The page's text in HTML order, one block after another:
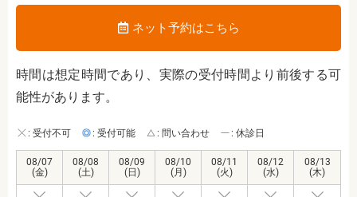
ネット予約はこちら
時間は想定時間であり、実際の受付時間より前後する可
能性があります。
: 受付不可 : 受付可能 : 問い合わせ : 休診日
08/07
(金)
08/08
(土)
08/09
(日)
08/10
(月)
08/11
(火)
08/12
(水)
08/13
(木)